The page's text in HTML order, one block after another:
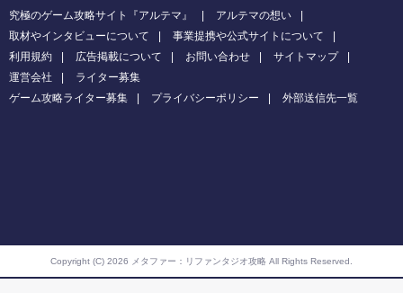
究極のゲーム攻略サイト『アルテマ』
アルテマの想い
取材やインタビューについて
事業提携や公式サイトについて
利用規約
広告掲載について お問い合わせ
サイトマップ
運営会社
ライター募集
ゲーム攻略ライター募集
プライバシーポリシー 外部送信先一覧
Copyright (C) 2026 メタファー：リファンタジオ攻略 All Rights Reserved.